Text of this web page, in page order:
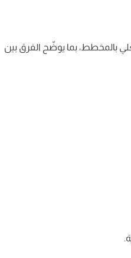
بالمخطط، بما يوضّح الفرق بين